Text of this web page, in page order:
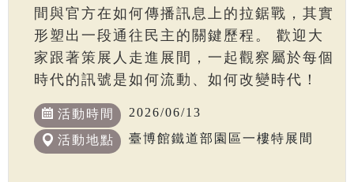
間與官方在如何傳播訊息上的拉鋸戰，其實
形塑出一段通往民主的關鍵歷程。 歡迎大
家跟著策展人走進展間，一起觀察屬於每個
時代的訊號是如何流動、如何改變時代！
活動時間 2026/06/13
活動地點 臺博館鐵道部園區一樓特展間